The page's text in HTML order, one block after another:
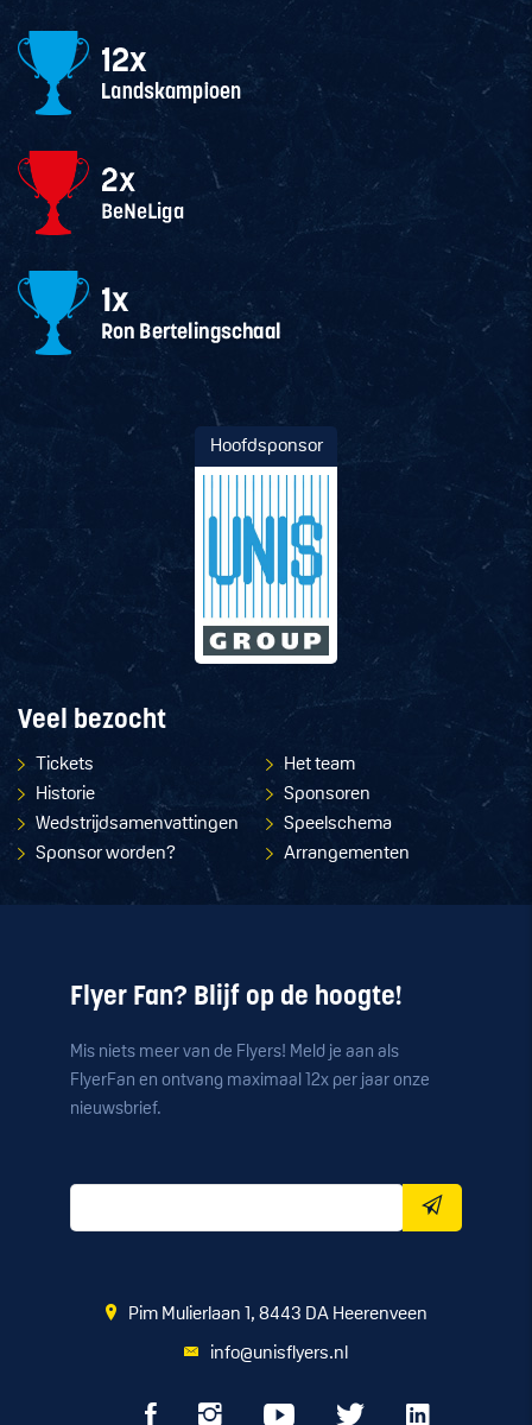
Hoofdsponsor
Veel bezocht
Tickets
Het team
Historie
Sponsoren
Wedstrijdsamenvattingen
Speelschema
Sponsor worden?
Arrangementen
Flyer Fan? Blijf op de hoogte!
Mis niets meer van de Flyers! Meld je aan als
FlyerFan en ontvang maximaal 12x per jaar onze
nieuwsbrief.
Pim Mulierlaan 1, 8443 DA Heerenveen
info@unisflyers.nl